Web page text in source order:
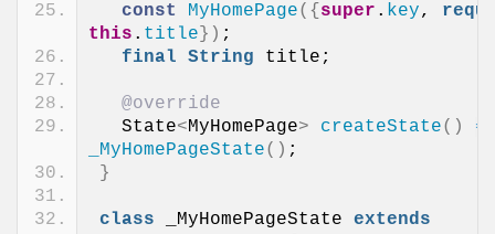
const
MyHomePage({ super . key,
this . title }) ;
final
String title;
@override
  State
<MyHomePage> createState()
_MyHomePageState() ;
}
class _MyHomePageState extends